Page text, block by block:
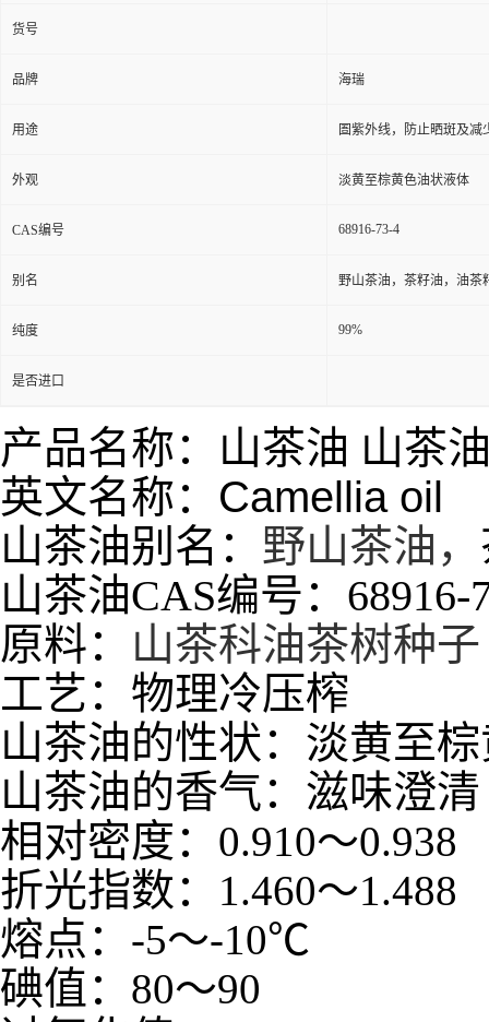
货号
品牌 海瑞
用途 圄紫外线，防止晒斑及
外观 淡黄至棕黄色油状液体
CAS编号 68916-73-4
别名 野山茶油，茶籽油，油茶
纯度 99%
是否进口
产品名称：山茶油 山茶
英文名称： Camellia oil
山茶油别名： 野山茶油，
山茶油CAS编号：68916-
原料：
山茶科油茶树种子
工艺：物理冷压榨
山茶油的性状： 淡黄至
山茶油的香气： 滋味澄清
相对密度： 0.910～0.938
折光指数： 1.460～1.488
熔点： -5～-10℃
碘值： 80～90